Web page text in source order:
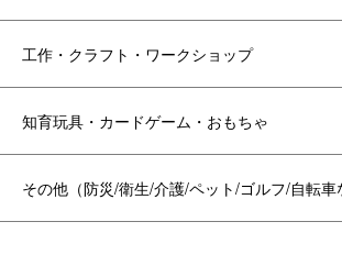
工作・クラフト・ワークショップ
知育玩具・カードゲーム・おもちゃ
その他（防災/衛生/介護/ペット/ゴルフ/自転車